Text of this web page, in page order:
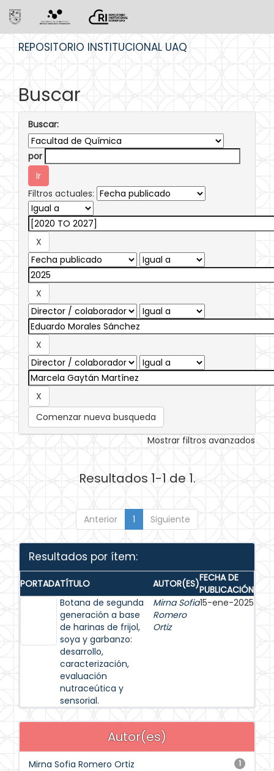
REPOSITORIO INSTITUCIONAL UAQ
Buscar
Buscar:
por
Filtros actuales:
Comenzar nueva busqueda
Mostrar filtros avanzados
Resultados 1-1 de 1.
Anterior 1 Siguiente
Resultados por ítem:
PORTADATÍTULO AUTOR(ES)FECHA DE
PUBLICACIÓN
Botana de segunda
generación a base
de harinas de frijol,
soya y garbanzo:
desarrollo,
caracterización,
evaluación
nutraceútica y
sensorial.
Mirna Sofia
Romero
Ortiz
15-ene-2025
Autor(es)
1
Mirna Sofia Romero Ortiz